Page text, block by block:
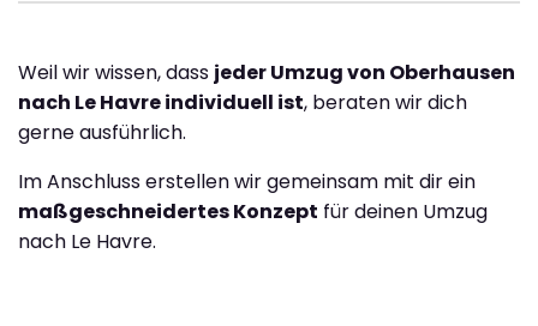
Weil wir wissen, dass jeder Umzug von Oberhausen
nach Le Havre individuell ist, beraten wir dich
gerne ausführlich.
Im Anschluss erstellen wir gemeinsam mit dir ein
maßgeschneidertes Konzept für deinen Umzug
nach Le Havre.